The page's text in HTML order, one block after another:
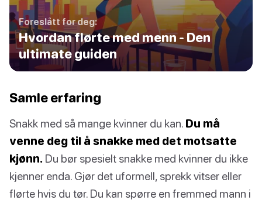
Foreslått for deg:
Hvordan flørte med menn - Den
ultimate guiden
Samle erfaring
Snakk med så mange kvinner du kan. Du må
venne deg til å snakke med det motsatte
kjønn. Du bør spesielt snakke med kvinner du ikke
kjenner enda. Gjør det uformell, sprekk vitser eller
flørte hvis du tør. Du kan spørre en fremmed mann i